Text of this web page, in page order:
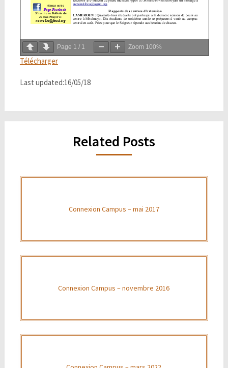
Page 1 / 1 Zoom 100%
Télécharger
Last updated:16/05/18
Related Posts
Connexion Campus – mai 2017
Connexion Campus – novembre 2016